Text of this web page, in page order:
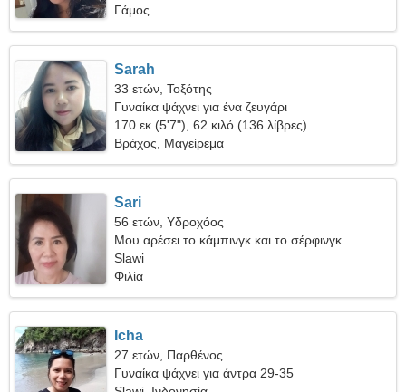
Γάμος
Sarah
33 ετών, Τοξότης
Γυναίκα ψάχνει για ένα ζευγάρι
170 εκ (5'7"), 62 κιλό (136 λίβρες)
Βράχος, Μαγείρεμα
Sari
56 ετών, Υδροχόος
Μου αρέσει το κάμπινγκ και το σέρφινγκ
Slawi
Φιλία
Icha
27 ετών, Παρθένος
Γυναίκα ψάχνει για άντρα 29-35